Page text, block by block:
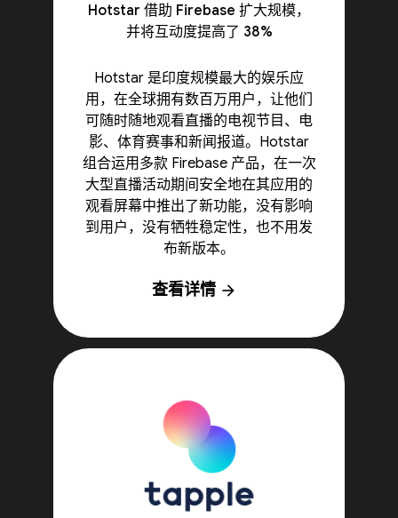
Hotstar 借助 Firebase 扩大规模，
并将互动度提高了 38%
Hotstar 是印度规模最大的娱乐应
用，在全球拥有数百万用户，让他们
可随时随地观看直播的电视节目、电
影、体育赛事和新闻报道。Hotstar
组合运用多款 Firebase 产品，在一次
大型直播活动期间安全地在其应用的
观看屏幕中推出了新功能，没有影响
到用户，没有牺牲稳定性，也不用发
布新版本。
查看详情 arrow_forward